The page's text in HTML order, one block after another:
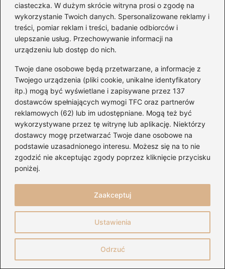
ciasteczka. W dużym skrócie witryna prosi o zgodę na
wykorzystanie Twoich danych. Spersonalizowane reklamy i
treści, pomiar reklam i treści, badanie odbiorców i
ulepszanie usług. Przechowywanie informacji na
urządzeniu lub dostęp do nich.
Twoje dane osobowe będą przetwarzane, a informacje z
Twojego urządzenia (pliki cookie, unikalne identyfikatory
itp.) mogą być wyświetlane i zapisywane przez 137
dostawców spełniających wymogi TFC oraz partnerów
reklamowych (62) lub im udostępniane. Mogą też być
wykorzystywane przez tę witrynę lub aplikację. Niektórzy
dostawcy mogę przetwarzać Twoje dane osobowe na
podstawie uzasadnionego interesu. Możesz się na to nie
zgodzić nie akceptując zgody poprzez kliknięcie przycisku
poniżej.
Ustawienia
Odrzuć
Zaakceptuj
Najłatwiejsze chwyty na gitarę
akustyczną — szybki start dla
początkujących
2026-08-07
Chwyty na gitarze — Metallica: zagraj
kultowe riffy i akordy
2026-08-04